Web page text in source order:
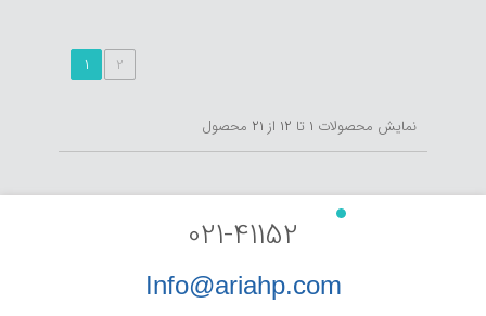
1 2
نمایش محصولات 1 تا 12 از 21 محصول
021-41152
Info@ariahp.com